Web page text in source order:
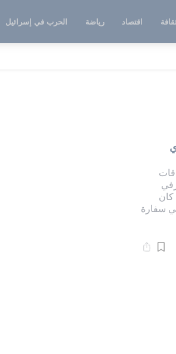
اقتصاد رياضة الحرب في إسرائيل
كان
سفارة